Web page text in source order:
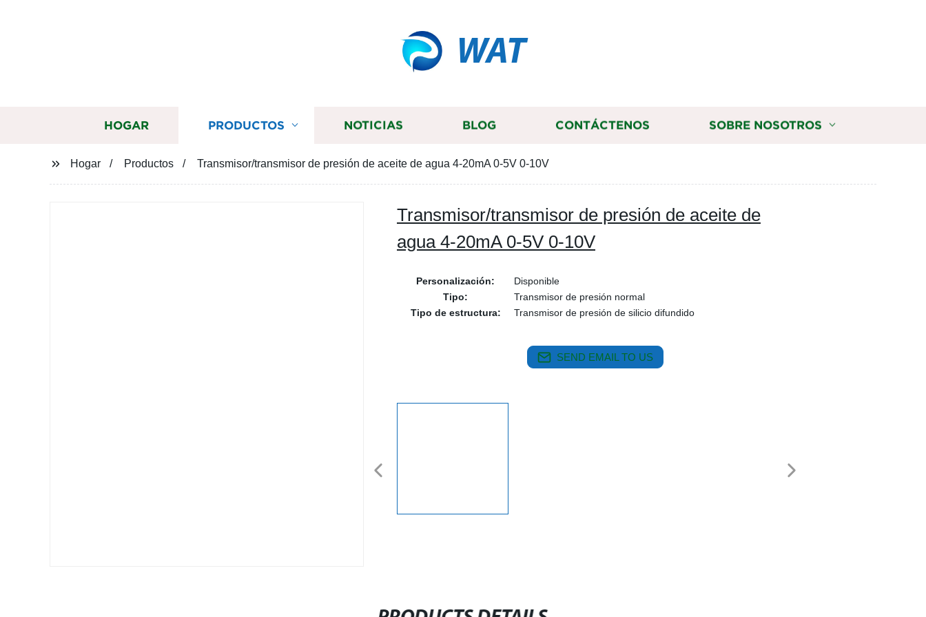
WAT
HOGAR PRODUCTOS NOTICIAS BLOG CONTÁCTENOS SOBRE NOSOTROS
Hogar Productos Transmisor/transmisor de presión de aceite de agua 4-20mA 0-5V 0-10V
Transmisor/transmisor de presión de aceite de
agua 4-20mA 0-5V 0-10V
Personalización:
Disponible
Tipo:
Transmisor de presión normal
Tipo de estructura:
Transmisor de presión de silicio difundido
SEND EMAIL TO US